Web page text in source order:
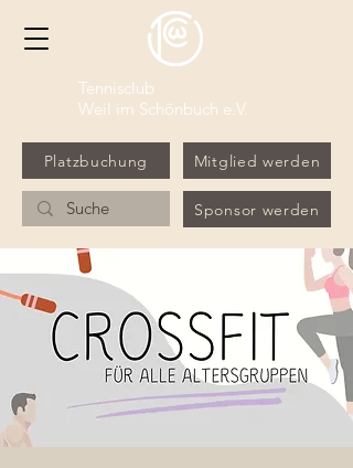
Tennisclub
Weil im Schönbuch e.V.
Platzbuchung Mitglied werden
Sponsor werden